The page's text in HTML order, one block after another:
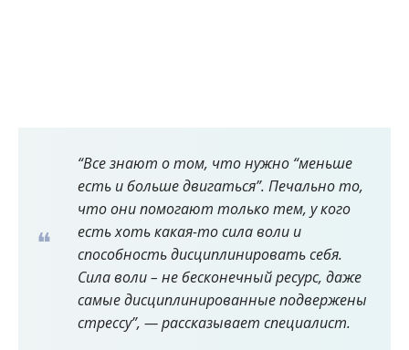
“Все знают о том, что нужно “меньше
есть и больше двигаться”. Печально то,
что они помогают только тем, у кого
есть хоть какая-то сила воли и
способность дисциплинировать себя.
Сила воли – не бесконечный ресурс, даже
самые дисциплинированные подвержены
стрессу”, — рассказывает специалист.